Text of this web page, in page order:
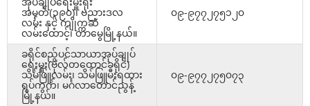
အမှတ်(၃၉၀)၊ ဗညားဒလ
လမ်း နှင့် ကျိုက္ကဆံ
လမ်းထောင့်၊ တာမွေမြို့နယ်။
၀၉-၉၇၇၂၇၅၁၂၀
ခရိုင်စည်ပင်သာယာအုပ်ချုပ်
ရေးမှူး(ဗိုလ်တထောင်ခရိုင်)
သိမ်ဖြူလမ်း၊ သိမ်ဖြူမီးရထား
ရပ်ကွက်၊ မင်္ဂလာတောင်ညွန့်
မြို့နယ်။
၀၉-၉၇၇၂၇၅၀၇၃